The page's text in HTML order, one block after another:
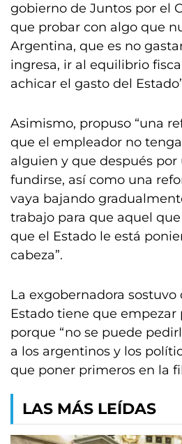
gobierno de Juntos por el
que probar con algo que
Argentina, que es no
ingresa, ir al equilibrio
achicar el gasto del
Asimismo, propuso “una
que el empleador no
alguien y que después
fundirse, así como una
vaya bajando
trabajo para que aquel
que el Estado le está
cabeza”.
La exgobernadora sostuvo
Estado tiene que empezar
porque “no se puede
a los argentinos y los
que poner primeros en la
LAS MÁS LEÍDAS